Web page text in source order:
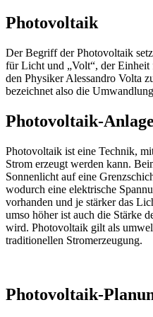
Photovoltaik
Der Begriff der Photovoltaik
für Licht und „Volt“, der Einheit
den Physiker Alessandro Volta
bezeichnet also die
Photovoltaik-Anlage
Photovoltaik ist eine Technik,
Strom erzeugt werden kann.
Sonnenlicht auf eine
wodurch eine elektrische
vorhanden und je stärker das
umso höher ist auch die Stärke
wird. Photovoltaik gilt als
traditionellen Stromerzeugung.
Photovoltaik-